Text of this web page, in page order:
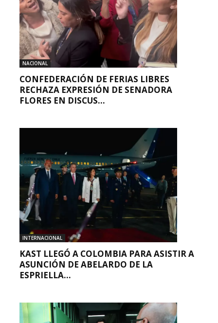
NACIONAL
CONFEDERACIÓN DE FERIAS LIBRES
RECHAZA EXPRESIÓN DE SENADORA
FLORES EN DISCUS...
INTERNACIONAL
KAST LLEGÓ A COLOMBIA PARA ASISTIR A
ASUNCIÓN DE ABELARDO DE LA
ESPRIELLA...